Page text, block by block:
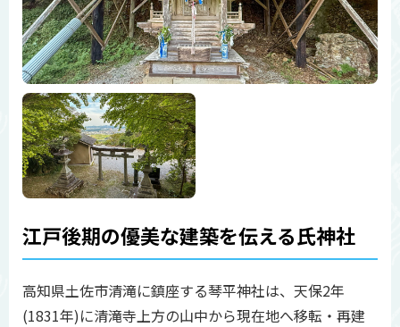
江戸後期の優美な建築を伝える氏神社
高知県土佐市清滝に鎮座する琴平神社は、天保2年
(1831年)に清滝寺上方の山中から現在地へ移転・再建